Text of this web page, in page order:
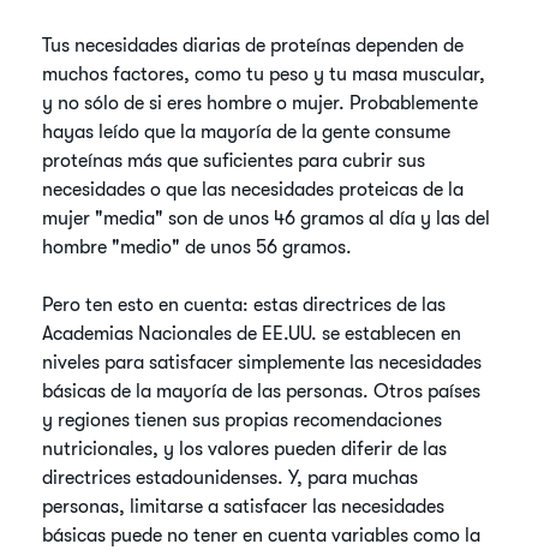
Tus necesidades diarias de proteínas dependen de
muchos factores, como tu peso y tu masa muscular,
y no sólo de si eres hombre o mujer. Probablemente
hayas leído que la mayoría de la gente consume
proteínas más que suficientes para cubrir sus
necesidades o que las necesidades proteicas de la
mujer "media" son de unos 46 gramos al día y las del
hombre "medio" de unos 56 gramos.
Pero ten esto en cuenta: estas directrices de las
Academias Nacionales de EE.UU. se establecen en
niveles para satisfacer simplemente las necesidades
básicas de la mayoría de las personas. Otros países
y regiones tienen sus propias recomendaciones
nutricionales, y los valores pueden diferir de las
directrices estadounidenses. Y, para muchas
personas, limitarse a satisfacer las necesidades
básicas puede no tener en cuenta variables como la